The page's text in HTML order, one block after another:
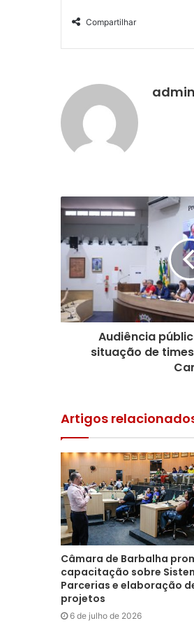
Compartilhar
admin
Audiência
situação de
Artigos
Câmara de Barbalha
capacitação sobre
Parcerias e elaboração
projetos
6 de julho de 2026